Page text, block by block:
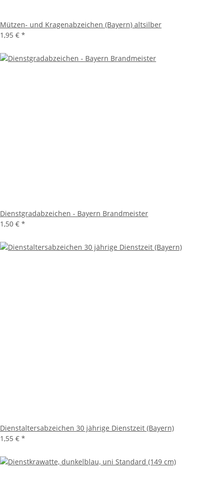
Mützen- und Kragenabzeichen (Bayern) altsilber
1,95 € *
Dienstgradabzeichen - Bayern Brandmeister
1,50 € *
Dienstaltersabzeichen 30 jährige Dienstzeit (Bayern)
1,55 € *